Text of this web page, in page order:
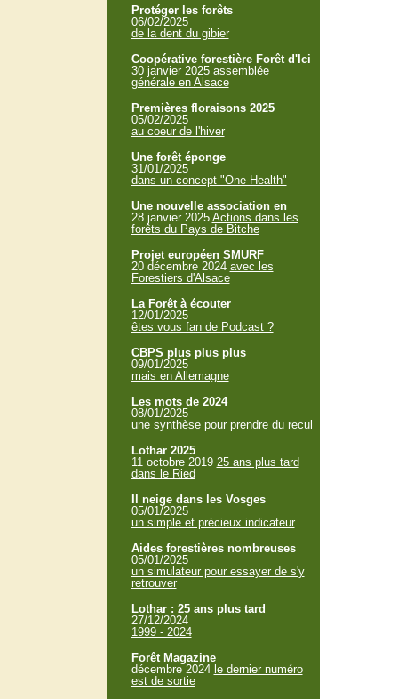
Protéger les forêts
06/02/2025
de la dent du gibier
Coopérative forestière Forêt d'Ici
30 janvier 2025 assemblée
générale en Alsace
Premières floraisons 2025
05/02/2025
au coeur de l'hiver
Une forêt éponge
31/01/2025
dans un concept "One Health"
Une nouvelle association en
28 janvier 2025 Actions dans les
forêts du Pays de Bitche
Projet européen SMURF
20 décembre 2024 avec les
Forestiers d'Alsace
La Forêt à écouter
12/01/2025
êtes vous fan de Podcast ?
CBPS plus plus plus
09/01/2025
mais en Allemagne
Les mots de 2024
08/01/2025
une synthèse pour prendre du recul
Lothar 2025
11 octobre 2019 25 ans plus tard
dans le Ried
Il neige dans les Vosges
05/01/2025
un simple et précieux indicateur
Aides forestières nombreuses
05/01/2025
un simulateur pour essayer de s'y
retrouver
Lothar : 25 ans plus tard
27/12/2024
1999 - 2024
Forêt Magazine
décembre 2024 le dernier numéro
est de sortie